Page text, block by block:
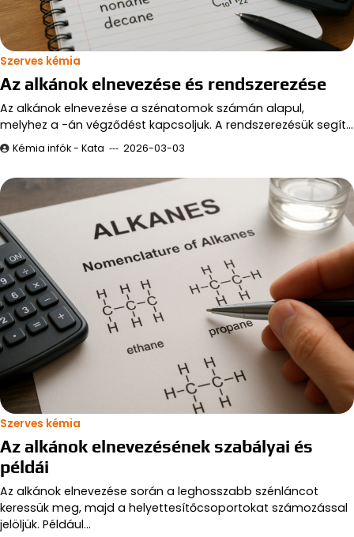
Szerves kémia
Az alkánok elnevezése és rendszerezése
Az alkánok elnevezése a szénatomok számán alapul,
melyhez a -án végződést kapcsoljuk. A rendszerezésük segít…
Kémia infók - Kata 2026-03-03
Szerves kémia
Az alkánok elnevezésének szabályai és
példái
Az alkánok elnevezése során a leghosszabb szénláncot
keressük meg, majd a helyettesítőcsoportokat számozással
jelöljük. Például…